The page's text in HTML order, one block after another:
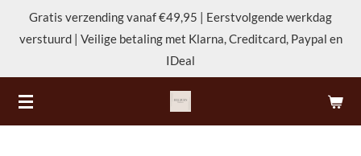
direct
hoofdinhoud
Gratis verzending vanaf €49,95 | Eerstvolgende werkdag
verstuurd | Veilige betaling met Klarna, Creditcard, Paypal en
IDeal